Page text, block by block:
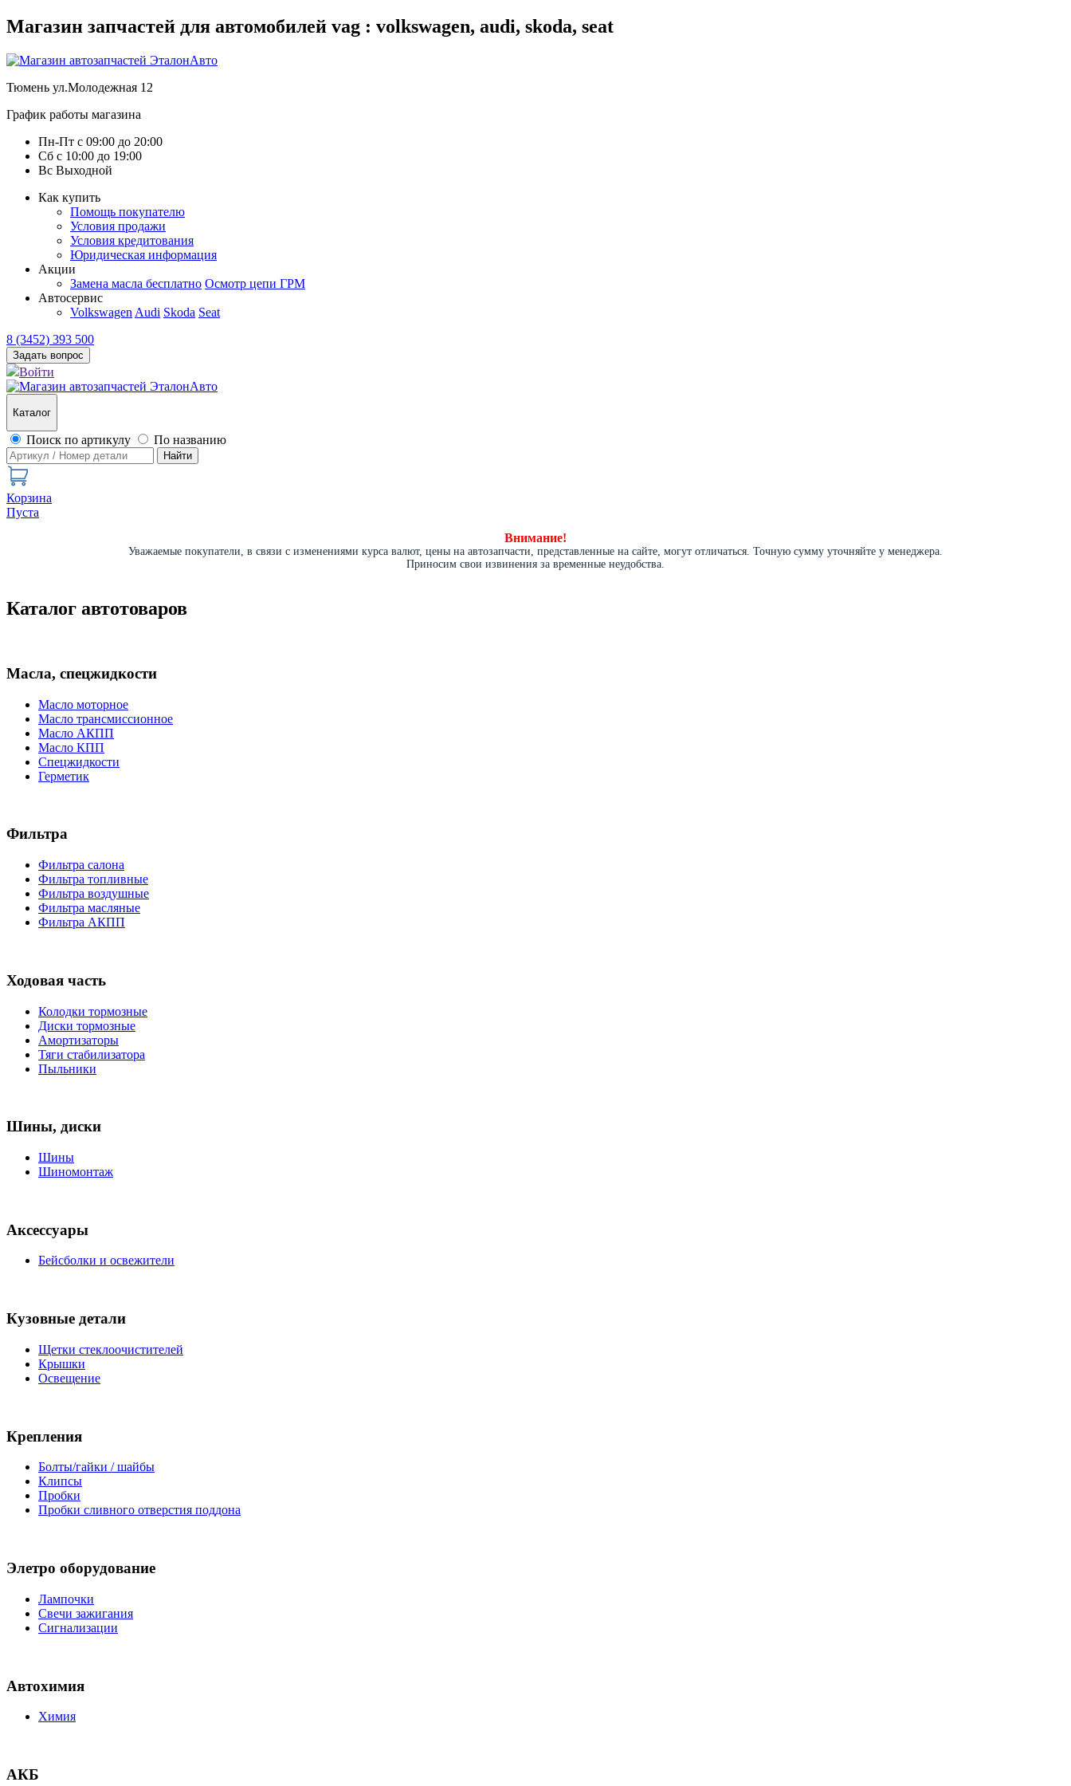
Магазин запчастей для автомобилей vag : volkswagen, audi, skoda, seat
Тюмень ул.Молодежная 12
График работы магазина
Пн-Пт с 09:00 до 20:00
Сб с 10:00 до 19:00
Вс Выходной
Как купить
Помощь покупателю
Условия продажи
Условия кредитования
Юридическая информация
Акции
Замена масла бесплатно Осмотр цепи ГРМ
Автосервис
Volkswagen Audi Skoda Seat
8 (3452) 393 500
Задать вопрос
Войти
Каталог
Поиск по артикулу По названию
Найти
Корзина
Пуста
Внимание!
Уважаемые покупатели, в связи с изменениями курса валют, цены на автозапчасти, представленные на сайте, могут отличаться. Точную сумму уточняйте у менеджера.
Приносим свои извинения за временные неудобства.
Каталог автотоваров
Масла, спецжидкости
Масло моторное
Масло трансмиссионное
Масло АКПП
Масло КПП
Спецжидкости
Герметик
Фильтра
Фильтра салона
Фильтра топливные
Фильтра воздушные
Фильтра масляные
Фильтра АКПП
Ходовая часть
Колодки тормозные
Диски тормозные
Амортизаторы
Тяги стабилизатора
Пыльники
Шины, диски
Шины
Шиномонтаж
Аксессуары
Бейсболки и освежители
Кузовные детали
Щетки стеклоочистителей
Крышки
Освещение
Крепления
Болты/гайки / шайбы
Клипсы
Пробки
Пробки сливного отверстия поддона
Элетро оборудование
Лампочки
Свечи зажигания
Сигнализации
Автохимия
Химия
АКБ